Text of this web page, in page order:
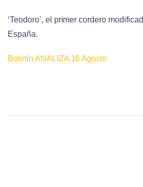
‘Teodoro’, el primer cordero
España.
Boletin ANALIZA 16 Agosto